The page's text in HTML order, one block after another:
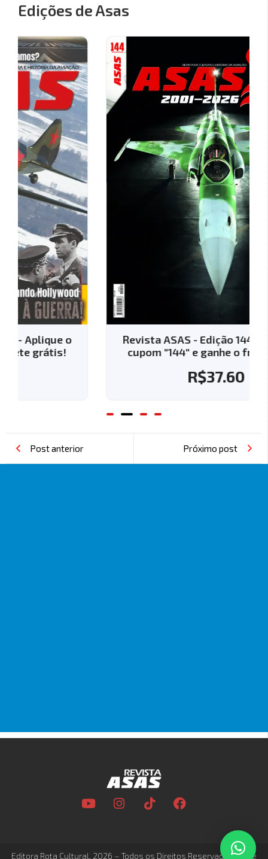
Edições de Asas
Revista ASAS - Edição 144 - Aplique o
cupom "144" e ganhe o frete grátis!
Post anterior Próximo post
Editora Rota Cultural, 2026 – Todos os Direitos Reservados –Site